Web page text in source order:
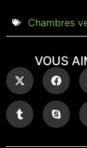
Chambres
VOUS